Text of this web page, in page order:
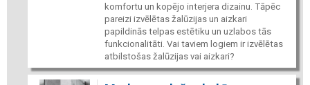
komfortu un kopējo interjera dizainu. Tāpēc
pareizi izvēlētas žalūzijas un aizkari
papildinās telpas estētiku un uzlabos tās
funkcionalitāti. Vai taviem logiem ir izvēlētas
atbilstošas žalūzijas vai aizkari?